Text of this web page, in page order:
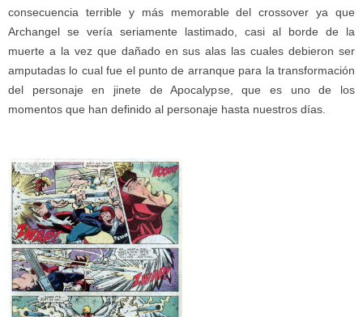
consecuencia terrible y más memorable del crossover ya que
Archangel se vería seriamente lastimado, casi al borde de la
muerte a la vez que dañado en sus alas las cuales debieron ser
amputadas lo cual fue el punto de arranque para la transformación
del personaje en jinete de Apocalypse, que es uno de los
momentos que han definido al personaje hasta nuestros días.